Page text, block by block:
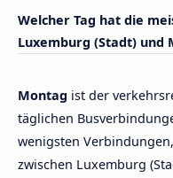
Welcher Tag hat die
Luxemburg (Stadt) und
Montag ist der
täglichen
wenigsten
zwischen Luxemburg